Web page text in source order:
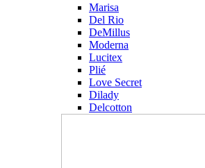
Marisa
Del Rio
DeMillus
Moderna
Lucitex
Plié
Love Secret
Dilady
Delcotton